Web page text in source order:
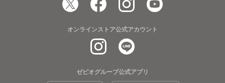
オンラインストア公式アカウント
ゼビオグループ公式アプリ